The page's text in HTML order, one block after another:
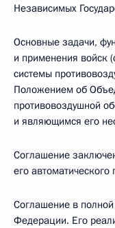
Независимых
Основные задачи,
и применения войск
системы
Положением об
противовоздушной
и являющимся его
Соглашение
его
Соглашение в
Федерации. Его